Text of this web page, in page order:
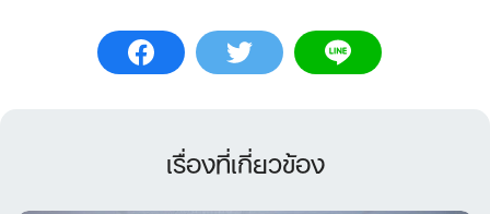
เรื่องที่เกี่ยวข้อง